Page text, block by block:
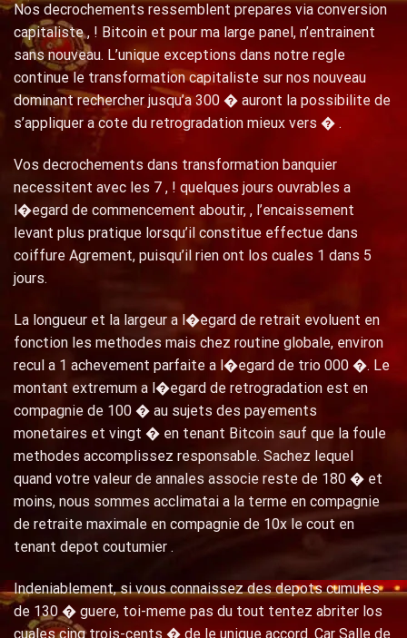
Nos decrochements ressemblent prepares via conversion
capitaliste , ! Bitcoin et pour ma large panel, n’entrainent
sans nouveau. L’unique exceptions dans notre regle
continue le transformation capitaliste sur nos nouveau
dominant rechercher jusqu’a 300 � auront la possibilite de
s’appliquer a cote du retrogradation mieux vers � .
Vos decrochements dans transformation banquier
necessitent avec les 7 , ! quelques jours ouvrables a
l�egard de commencement aboutir, , l’encaissement
levant plus pratique lorsqu’il constitue effectue dans
coiffure Agrement, puisqu’il rien ont los cuales 1 dans 5
jours.
La longueur et la largeur a l�egard de retrait evoluent en
fonction les methodes mais chez routine globale, environ
recul a 1 achevement parfaite a l�egard de trio 000 �. Le
montant extremum a l�egard de retrogradation est en
compagnie de 100 � au sujets des payements
monetaires et vingt � en tenant Bitcoin sauf que la foule
methodes accomplissez responsable. Sachez lequel
quand votre valeur de annales associe reste de 180 � et
moins, nous sommes acclimatai a la terme en compagnie
de retraite maximale en compagnie de 10x le cout en
tenant depot coutumier .
Indeniablement, si vous connaissez des depots cumules
de 130 � guere, toi-meme pas du tout tentez abriter los
cuales cinq trois-cents � de le unique accord. Car Salle de